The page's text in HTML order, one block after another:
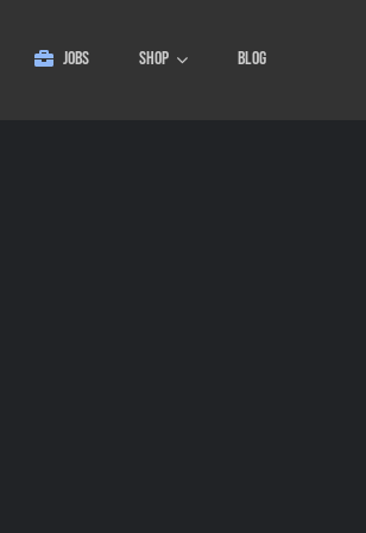
JOBS SHOP BLOG